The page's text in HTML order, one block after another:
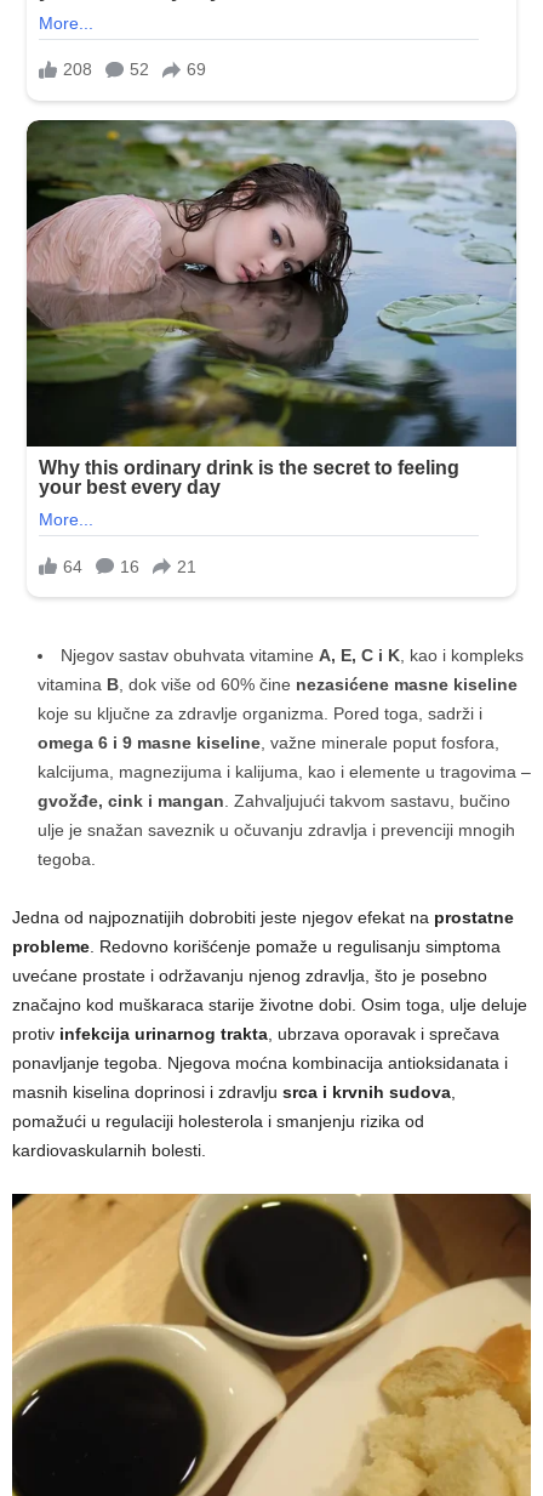
Njegov sastav obuhvata vitamine A, E, C i K, kao i kompleks
vitamina B, dok više od 60% čine nezasićene masne kiseline
koje su ključne za zdravlje organizma. Pored toga, sadrži i
omega 6 i 9 masne kiseline, važne minerale poput fosfora,
kalcijuma, magnezijuma i kalijuma, kao i elemente u tragovima –
gvožđe, cink i mangan. Zahvaljujući takvom sastavu, bučino
ulje je snažan saveznik u očuvanju zdravlja i prevenciji mnogih
tegoba.
Jedna od najpoznatijih dobrobiti jeste njegov efekat na prostatne
probleme. Redovno korišćenje pomaže u regulisanju simptoma
uvećane prostate i održavanju njenog zdravlja, što je posebno
značajno kod muškaraca starije životne dobi. Osim toga, ulje deluje
protiv infekcija urinarnog trakta, ubrzava oporavak i sprečava
ponavljanje tegoba. Njegova moćna kombinacija antioksidanata i
masnih kiselina doprinosi i zdravlju srca i krvnih sudova,
pomažući u regulaciji holesterola i smanjenju rizika od
kardiovaskularnih bolesti.